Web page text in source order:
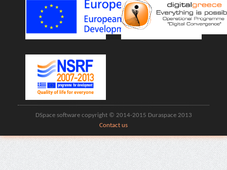
DSpace software copyright © 2014-2015 Duraspace 2013
Contact us